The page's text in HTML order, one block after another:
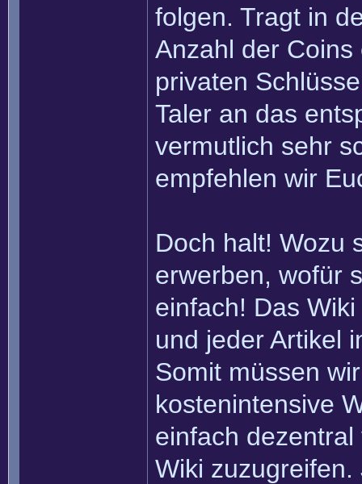
folgen. Tragt in
Anzahl der
privaten
Taler an das
vermutlich sehr
empfehlen wir
Doch halt! Wozu
erwerben, wofür
einfach! Das
und jeder Artikel
Somit müssen
kostenintensive
einfach
Wiki